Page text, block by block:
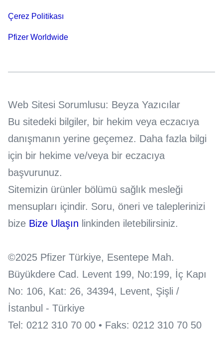
Çerez Politikası
Pfizer Worldwide
Web Sitesi Sorumlusu: Beyza Yazıcılar
Bu sitedeki bilgiler, bir hekim veya eczacıya
danışmanın yerine geçemez. Daha fazla bilgi
için bir hekime ve/veya bir eczacıya
başvurunuz.
Sitemizin ürünler bölümü sağlık mesleği
mensupları içindir. Soru, öneri ve taleplerinizi
bize Bize Ulaşın linkinden iletebilirsiniz.
©2025 Pfizer Türkiye, Esentepe Mah.
Büyükdere Cad. Levent 199, No:199, İç Kapı
No: 106, Kat: 26, 34394, Levent, Şişli /
İstanbul - Türkiye
Tel: 0212 310 70 00 • Faks: 0212 310 70 50